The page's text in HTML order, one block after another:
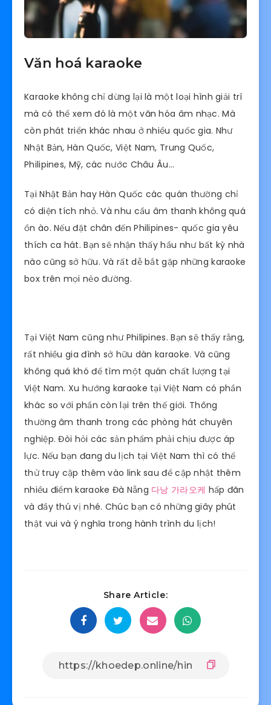
Văn hoá karaoke
Karaoke không chỉ dừng lại là một loại hình giải trí
mà có thể xem đó là một văn hóa âm nhạc. Mà
còn phát triển khác nhau ở nhiều quốc gia. Như
Nhật Bản, Hàn Quốc, Việt Nam, Trung Quốc,
Philipines, Mỹ, các nước Châu Âu…
Tại Nhật Bản hay Hàn Quốc các quán thường chỉ
có diện tích nhỏ. Và nhu cầu âm thanh không quá
ồn ào. Nếu đặt chân đến Philipines- quốc gia yêu
thích ca hát. Bạn sẽ nhận thấy hầu như bất kỳ nhà
nào cũng sở hữu. Và rất dễ bắt gặp những karaoke
box trên mọi nẻo đường.
Tại Việt Nam cũng như Philipines. Bạn sẽ thấy rằng,
rất nhiều gia đình sở hữu dàn karaoke. Và cũng
không quá khó để tìm một quán chất lượng tại
Việt Nam. Xu hướng karaoke tại Việt Nam có phần
khác so với phần còn lại trên thế giới. Thông
thường âm thanh trong các phòng hát chuyên
nghiệp. Đòi hỏi các sản phẩm phải chịu được áp
lực. Nếu bạn đang du lịch tại Việt Nam thì có thể
thử truy cập thêm vào link sau để cập nhật thêm
nhiều điểm karaoke Đà Nẵng 다낭 가라오케 hấp đãn
và đầy thú vị nhé. Chúc bạn có những giây phút
thật vui và ý nghĩa trong hành trình du lịch!
Share Article: